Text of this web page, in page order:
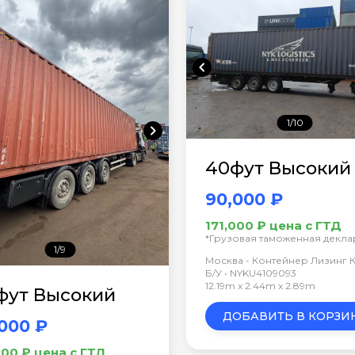
chevron_right
1/9
Высокий
₽
chevron_left
1/10
40фут Высокий
90,000 ₽
171,000 ₽ цена с ГТД
*Грузовая таможенная
Москва - Контейнер Лизинг
Б/У • NYKU4109093
12.19m x 2.44m x 2.89m
ДОБАВИТЬ В